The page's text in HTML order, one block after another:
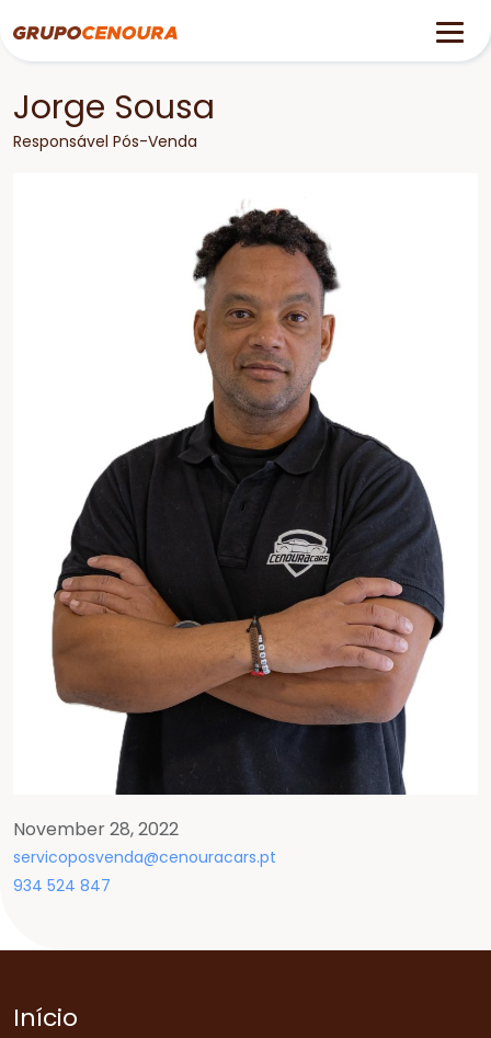
Jorge Sousa
Responsável Pós-Venda
November 28, 2022
servicoposvenda@cenouracars.pt
934 524 847
Início